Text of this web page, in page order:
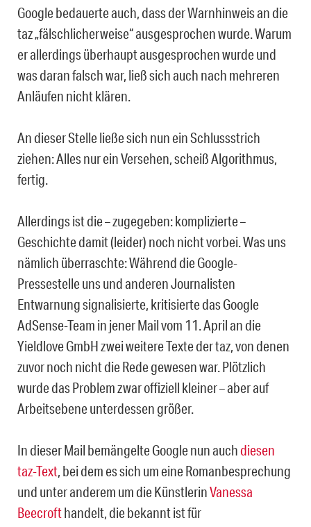
Google bedauerte auch, dass der Warnhinweis an die
taz „fälschlicherweise“ ausgesprochen wurde. Warum
er allerdings überhaupt ausgesprochen wurde und
was daran falsch war, ließ sich auch nach mehreren
Anläufen nicht klären.
An dieser Stelle ließe sich nun ein Schlussstrich
ziehen: Alles nur ein Versehen, scheiß Algorithmus,
fertig.
Allerdings ist die – zugegeben: komplizierte –
Geschichte damit (leider) noch nicht vorbei. Was uns
nämlich überraschte: Während die Google-
Pressestelle uns und anderen Journalisten
Entwarnung signalisierte, kritisierte das Google
AdSense-Team in jener Mail vom 11. April an die
Yieldlove GmbH zwei weitere Texte der taz, von denen
zuvor noch nicht die Rede gewesen war. Plötzlich
wurde das Problem zwar offiziell kleiner – aber auf
Arbeitsebene unterdessen größer.
In dieser Mail bemängelte Google nun auchdiesen
taz-Text, bei dem es sich um eine Romanbesprechung
und unter anderem um die KünstlerinVanessa
Beecrofthandelt, die bekannt ist für